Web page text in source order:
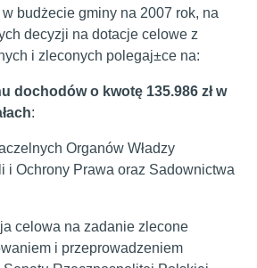
budżecie gminy na 2007 rok, na
decyzji na dotacje celowe z
i zleconych polegaj±ce na:
dochodów o kwotę 135.986 zł w
:
Organów Władzy
i Ochrony Prawa oraz Sadownictwa
celowa na zadanie zlecone
i przeprowadzeniem